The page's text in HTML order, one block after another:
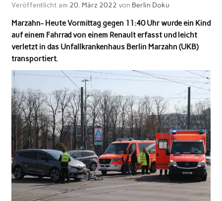
Veröffentlicht am 20. März 2022 von Berlin Doku
Marzahn- Heute Vormittag gegen 11:40 Uhr wurdeein Kind
auf einem Fahrrad von einem Renault erfasst und leicht
verletzt in das Unfallkrankenhaus Berlin Marzahn (UKB)
transportiert.